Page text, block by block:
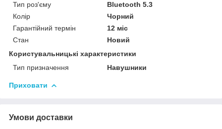
Тип роз'єму
Bluetooth 5.3
Колір
Чорний
Гарантійний термін
12 міс
Стан
Новий
Користувальницькі характеристики
Тип призначення
Навушники
Приховати
Умови доставки